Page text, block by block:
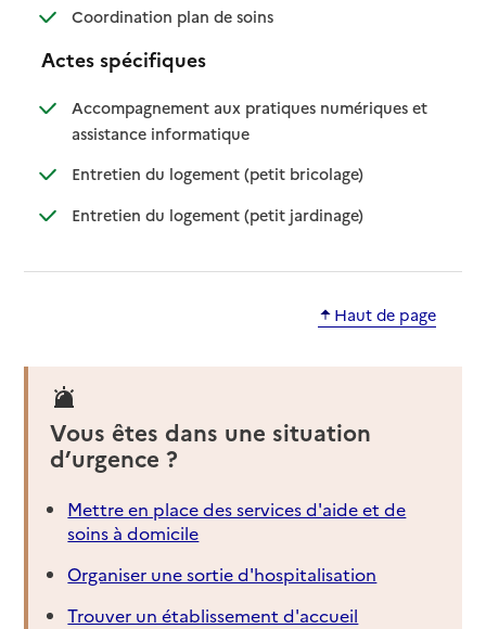
Coordination plan de soins: disponible
: non disponible
Actes spécifiques
Accompagnement aux pratiques numériques et
assistance informatique: disponible
: non disponible
Entretien du logement (petit bricolage): disponible
: non disponible
Entretien du logement (petit jardinage): disponible
: non disponible
Haut de page
Vous êtes dans une situation
d’urgence ?
Mettre en place des services d'aide et de
soins à domicile
Organiser une sortie d'hospitalisation
Trouver un établissement d'accueil